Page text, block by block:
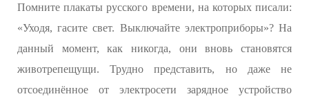
Помните плакаты русского времени, на которых писали:
«Уходя, гасите свет. Выключайте электроприборы»? На
данный момент, как никогда, они вновь становятся
животрепещущи. Трудно представить, но даже не
отсоединённое от электросети зарядное устройство